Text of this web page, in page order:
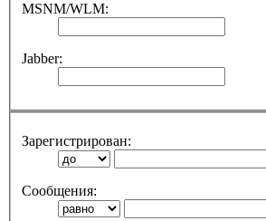
MSNM/WLM:
Jabber:
Зарегистрирован:
Сообщения: